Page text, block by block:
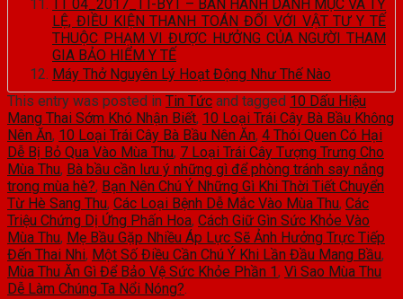
TT 04_2017_TT-BYT – BAN HÀNH DANH MỤC VÀ TỶ
LỆ, ĐIỀU KIỆN THANH TOÁN ĐỐI VỚI VẬT TƯ Y TẾ
THUỘC PHẠM VI ĐƯỢC HƯỞNG CỦA NGƯỜI THAM
GIA BẢO HIỂM Y TẾ
Máy Thở Nguyên Lý Hoạt Động Như Thế Nào
This entry was posted in Tin Tức and tagged 10 Dấu Hiệu
Mang Thai Sớm Khó Nhận Biết, 10 Loại Trái Cây Bà Bầu Không
Nên Ăn, 10 Loại Trái Cây Bà Bầu Nên Ăn, 4 Thói Quen Có Hại
Dễ Bị Bỏ Qua Vào Mùa Thu, 7 Loại Trái Cây Tượng Trưng Cho
Mùa Thu, Bà bầu cần lưu ý những gì để phòng tránh say nắng
trong mùa hè?, Bạn Nên Chú Ý Những Gì Khi Thời Tiết Chuyển
Từ Hè Sang Thu, Các Loại Bệnh Dễ Mắc Vào Mùa Thu, Các
Triệu Chứng Dị Ứng Phấn Hoa, Cách Giữ Gìn Sức Khỏe Vào
Mùa Thu, Mẹ Bầu Gặp Nhiều Áp Lực Sẽ Ảnh Hưởng Trực Tiếp
Đến Thai Nhi, Một Số Điều Cần Chú Ý Khi Lần Đầu Mang Bầu,
Mùa Thu Ăn Gì Để Bảo Vệ Sức Khỏe Phần 1, Vì Sao Mùa Thu
Dễ Làm Chúng Ta Nổi Nóng?.